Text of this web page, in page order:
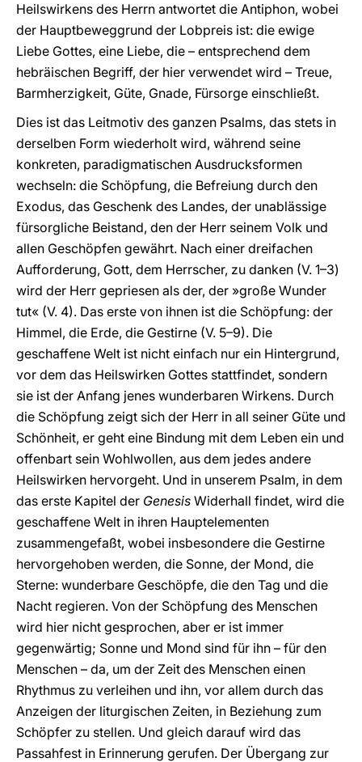
Heilswirkens des Herrn antwortet die Antiphon, wobei
der Hauptbeweggrund der Lobpreis ist: die ewige
Liebe Gottes, eine Liebe, die – entsprechend dem
hebräischen Begriff, der hier verwendet wird – Treue,
Barmherzigkeit, Güte, Gnade, Fürsorge einschließt.
Dies ist das Leitmotiv des ganzen Psalms, das stets in
derselben Form wiederholt wird, während seine
konkreten, paradigmatischen Ausdrucksformen
wechseln: die Schöpfung, die Befreiung durch den
Exodus, das Geschenk des Landes, der unablässige
fürsorgliche Beistand, den der Herr seinem Volk und
allen Geschöpfen gewährt. Nach einer dreifachen
Aufforderung, Gott, dem Herrscher, zu danken (V. 1–3)
wird der Herr gepriesen als der, der »große Wunder
tut« (V. 4). Das erste von ihnen ist die Schöpfung: der
Himmel, die Erde, die Gestirne (V. 5–9). Die
geschaffene Welt ist nicht einfach nur ein Hintergrund,
vor dem das Heilswirken Gottes stattfindet, sondern
sie ist der Anfang jenes wunderbaren Wirkens. Durch
die Schöpfung zeigt sich der Herr in all seiner Güte und
Schönheit, er geht eine Bindung mit dem Leben ein und
offenbart sein Wohlwollen, aus dem jedes andere
Heilswirken hervorgeht. Und in unserem Psalm, in dem
das erste Kapitel der Genesis Widerhall findet, wird die
geschaffene Welt in ihren Hauptelementen
zusammengefaßt, wobei insbesondere die Gestirne
hervorgehoben werden, die Sonne, der Mond, die
Sterne: wunderbare Geschöpfe, die den Tag und die
Nacht regieren. Von der Schöpfung des Menschen
wird hier nicht gesprochen, aber er ist immer
gegenwärtig; Sonne und Mond sind für ihn – für den
Menschen – da, um der Zeit des Menschen einen
Rhythmus zu verleihen und ihn, vor allem durch das
Anzeigen der liturgischen Zeiten, in Beziehung zum
Schöpfer zu stellen. Und gleich darauf wird das
Passahfest in Erinnerung gerufen. Der Übergang zur